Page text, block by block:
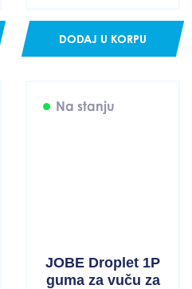
DODAJ U KORPU
Na stanju
JOBE Droplet 1P
guma za vuču za